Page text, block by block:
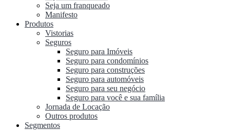
Seja um franqueado
Manifesto
Produtos
Vistorias
Seguros
Seguro para Imóveis
Seguro para condomínios
Seguro para construções
Seguro para automóveis
Seguro para seu negócio
Seguro para você e sua família
Jornada de Locação
Outros produtos
Segmentos